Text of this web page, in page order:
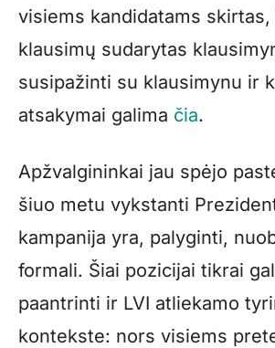
visiems kandidatams skirtas,
klausimų sudarytas
susipažinti su klausimynu ir
atsakymai galima čia.
Apžvalgininkai jau spėjo
šiuo metu vykstanti
kampanija yra, palyginti,
formali. Šiai pozicijai tikrai
paantrinti ir LVI atliekamo
kontekste: nors visiems